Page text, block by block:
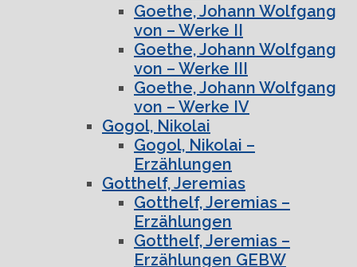
Goethe, Johann Wolfgang
von – Werke II
Goethe, Johann Wolfgang
von – Werke III
Goethe, Johann Wolfgang
von – Werke IV
Gogol, Nikolai
Gogol, Nikolai –
Erzählungen
Gotthelf, Jeremias
Gotthelf, Jeremias –
Erzählungen
Gotthelf, Jeremias –
Erzählungen GEBW